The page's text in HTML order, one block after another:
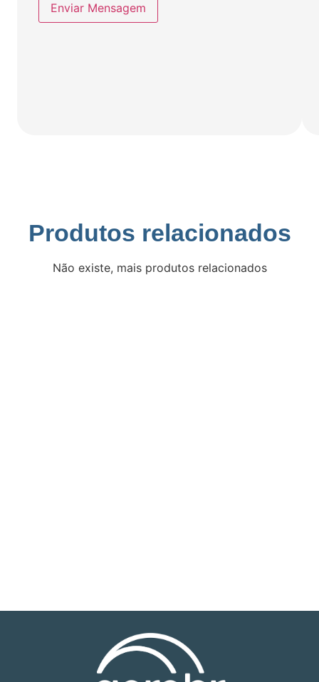
Enviar Mensagem
Produtos relacionados
Não existe, mais produtos relacionados